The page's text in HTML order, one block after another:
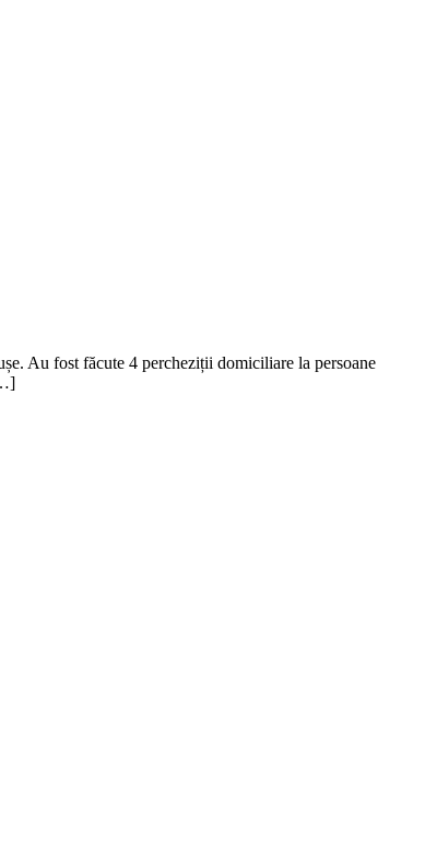
Au fost făcute 4 percheziții domiciliare la persoane